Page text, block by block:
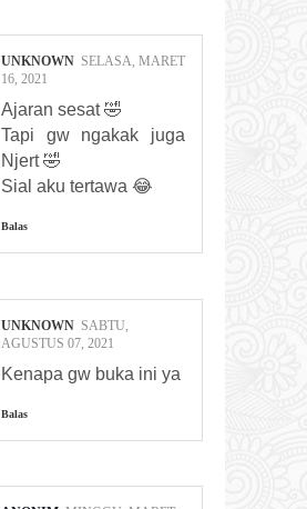
UNKNOWN SELASA, MARET
16, 2021
Ajaran sesat 🤣
Tapi gw ngakak juga
Njert 🤣
Sial aku tertawa 😂
Balas
UNKNOWN SABTU,
AGUSTUS 07, 2021
Kenapa gw buka ini ya
Balas